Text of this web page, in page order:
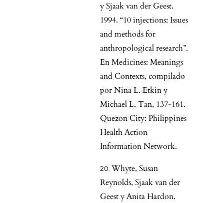
y Sjaak van der Geest.
1994. “10 injections: Issues
and methods for
anthropological research”.
En Medicines: Meanings
and Contexts, compilado
por Nina L. Etkin y
Michael L. Tan, 137-161.
Quezon City: Philippines
Health Action
Information Network.
Whyte, Susan
Reynolds, Sjaak van der
Geest y Anita Hardon.